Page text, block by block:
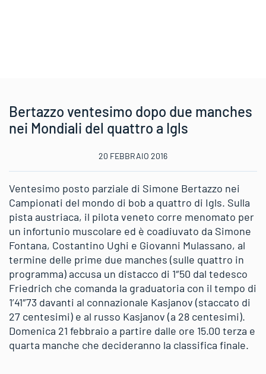
Bertazzo ventesimo dopo due manches
nei Mondiali del quattro a Igls
20 FEBBRAIO 2016
Ventesimo posto parziale di Simone Bertazzo nei
Campionati del mondo di bob a quattro di Igls. Sulla
pista austriaca, il pilota veneto corre menomato per
un infortunio muscolare ed è coadiuvato da Simone
Fontana, Costantino Ughi e Giovanni Mulassano, al
termine delle prime due manches (sulle quattro in
programma) accusa un distacco di 1″50 dal tedesco
Friedrich che comanda la graduatoria con il tempo di
1’41″73 davanti al connazionale Kasjanov (staccato di
27 centesimi) e al russo Kasjanov (a 28 centesimi).
Domenica 21 febbraio a partire dalle ore 15.00 terza e
quarta manche che decideranno la classifica finale.